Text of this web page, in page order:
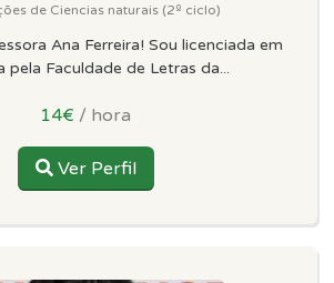
de Ciencias naturais (2º ciclo)
Ana Ferreira! Sou licenciada em
pela Faculdade de Letras da...
14€ / hora
Ver Perfil